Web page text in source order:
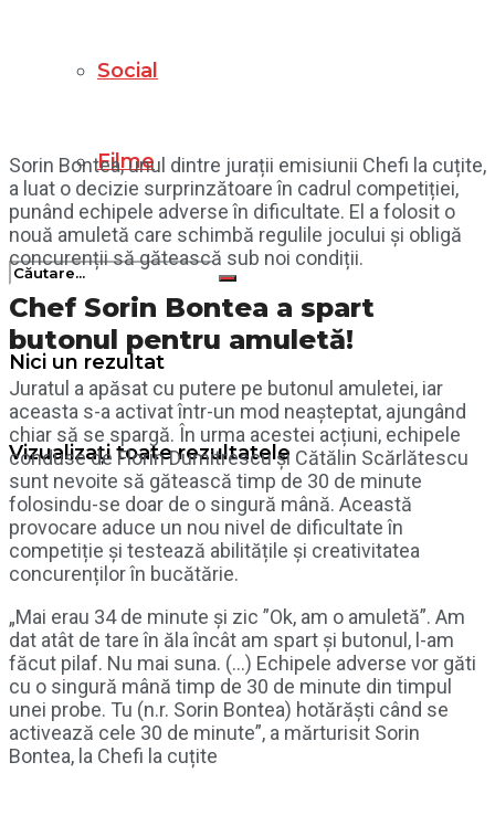
Social
Filme
Nici un rezultat
Vizualizați toate rezultatele
Sorin Bontea, unul dintre jurații emisiunii Chefi la cuțite,
a luat o decizie surprinzătoare în cadrul competiției,
punând echipele adverse în dificultate. El a folosit o
nouă amuletă care schimbă regulile jocului și obligă
concurenții să gătească sub noi condiții.
Chef Sorin Bontea a spart
butonul pentru amuletă!
Juratul a apăsat cu putere pe butonul amuletei, iar
aceasta s-a activat într-un mod neașteptat, ajungând
chiar să se spargă. În urma acestei acțiuni, echipele
conduse de Florin Dumitrescu și Cătălin Scărlătescu
sunt nevoite să gătească timp de 30 de minute
folosindu-se doar de o singură mână. Această
provocare aduce un nou nivel de dificultate în
competiție și testează abilitățile și creativitatea
concurenților în bucătărie.
„Mai erau 34 de minute și zic ”Ok, am o amuletă”. Am
dat atât de tare în ăla încât am spart și butonul, l-am
făcut pilaf. Nu mai suna. (…) Echipele adverse vor găti
cu o singură mână timp de 30 de minute din timpul
unei probe. Tu (n.r. Sorin Bontea) hotărăști când se
activează cele 30 de minute”, a mărturisit Sorin
Bontea, la Chefi la cuțite